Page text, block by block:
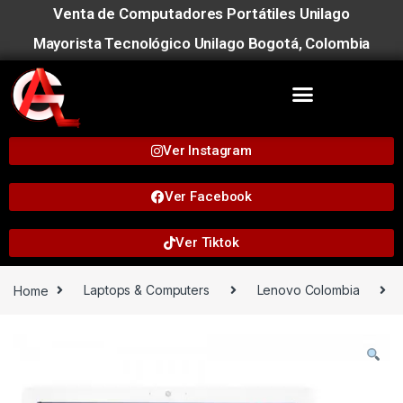
Venta de Computadores Portátiles Unilago
Mayorista Tecnológico Unilago Bogotá, Colombia
Ver Instagram
Ver Facebook
Ver Tiktok
Home Laptops & Computers Lenovo Colombia